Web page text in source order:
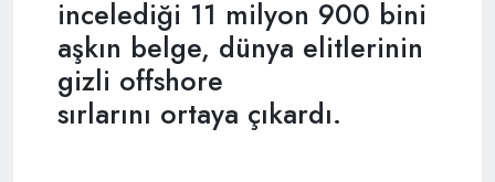
incelediği 11 milyon 900 bini
aşkın belge, dünya elitlerinin
gizli offshore
sırlarını ortaya çıkardı.